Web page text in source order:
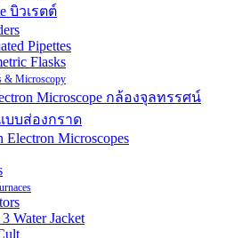
บิวเรตต์
Pipettes
Flasks
& Microscopy
Microscope กล้องจุลทรรศน์
บบส่องกราด
Electron Microscopes
3 Water Jacket